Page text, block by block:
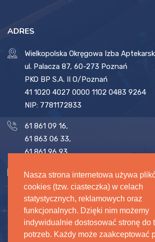
Nasza strona internetowa używa
cookies (tzw. ciasteczka) w celach
statystycznych, reklamowych oraz
funkcjonalnych. Dzięki nim możemy
indywidualnie dostosować stronę do
potrzeb. Każdy może zaakceptować
ADRES
Wielkopolska Okręgowa Izba
ul. Palacza 87, 60-273 Poznań
PKO BP S.A. II O/Poznań
41 1020 4027 0000 1102 0483 9264
NIP: 7781172833
61 861 09 16,
61 863 06 33,
61 861 96 93
biuro@woia.pl ,sekretariat@woia.pl